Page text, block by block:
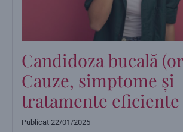
Candidoza bucală
Cauze, simptome și
tratamente eficiente
Publicat 22/01/2025